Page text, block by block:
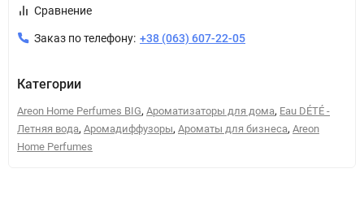
Сравнение
Заказ по телефону: +38 (063) 607-22-05
Категории
Areon Home Perfumes BIG, Ароматизаторы для дома, Eau DÉTÉ -
Летняя вода, Аромадиффузоры, Ароматы для бизнеса, Areon
Home Perfumes